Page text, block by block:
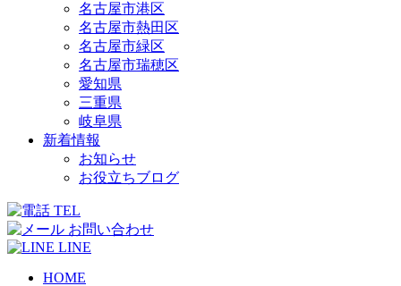
名古屋市港区
名古屋市熱田区
名古屋市緑区
名古屋市瑞穂区
愛知県
三重県
岐阜県
新着情報
お知らせ
お役立ちブログ
TEL
お問い合わせ
LINE
HOME